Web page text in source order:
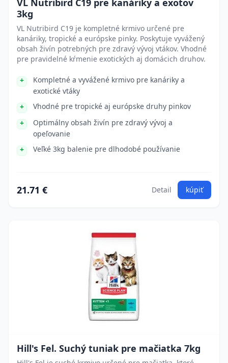
VL Nutribird C19 pre kanáriky a exotov
3kg
VL Nutribird C19 je kompletné krmivo určené pre
kanáriky, tropické a európske pinky. Poskytuje vyvážený
obsah živín potrebných pre zdravý vývoj vtákov. Vhodné
pre pravidelné kŕmenie exotických aj domácich druhov.
Kompletné a vyvážené krmivo pre kanáriky a
exotické vtáky
Vhodné pre tropické aj európske druhy pinkov
Optimálny obsah živín pre zdravý vývoj a
opeľovanie
Veľké 3kg balenie pre dlhodobé používanie
21.71 € Detail kúpiť
Hill's Fel. Suchý tuniak pre mačiatka 7kg